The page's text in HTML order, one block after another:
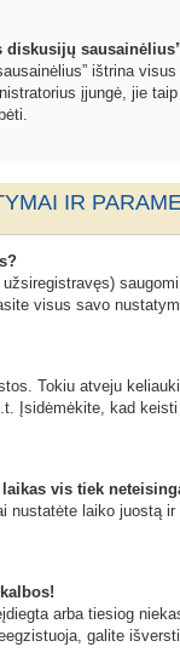
diskusijų
ištrina
įjungė, jie
IR
visus savo
Tokiu atveju
Įsidėmėkite, kad
vis tiek
nustatėte laiko juostą
arba tiesiog
galite